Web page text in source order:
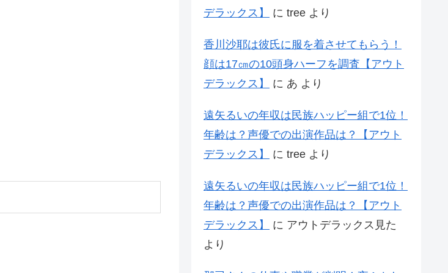
デラックス】 に tree より
香川沙耶は彼氏に服を着させてもらう！
顔は17㎝の10頭身ハーフを調査【アウト
デラックス】
に あ より
遠矢るいの年収は民族ハッピー組で1位！
年齢は？声優での出演作品は？【アウト
デラックス】
に tree より
遠矢るいの年収は民族ハッピー組で1位！
年齢は？声優での出演作品は？【アウト
デラックス】
に アウトデラックス見た
より